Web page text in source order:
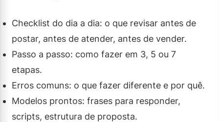
Checklist do dia a dia: o que revisar antes de
postar, antes de atender, antes de vender.
Passo a passo: como fazer em 3, 5 ou 7
etapas.
Erros comuns: o que fazer diferente e por quê.
Modelos prontos: frases para responder,
scripts, estrutura de proposta.